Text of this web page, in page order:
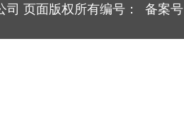
司 页面版权所有编号： 备案